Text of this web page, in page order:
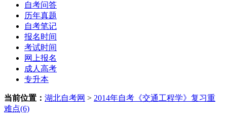
自考问答
历年真题
自考笔记
报名时间
考试时间
网上报名
成人高考
专升本
当前位置： 湖北自考网 > 2014年自考《交通工程学》复习重
难点(6)